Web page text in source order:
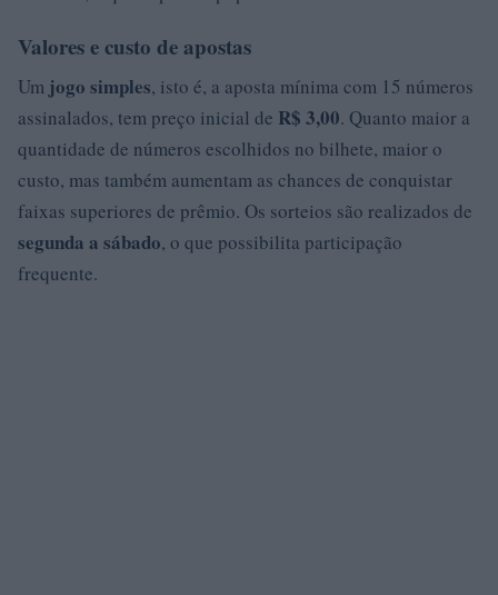
Valores e custo de apostas
Um jogo simples, isto é, a aposta mínima com 15 números
assinalados, tem preço inicial de R$ 3,00. Quanto maior a
quantidade de números escolhidos no bilhete, maior o
custo, mas também aumentam as chances de conquistar
faixas superiores de prêmio. Os sorteios são realizados de
segunda a sábado, o que possibilita participação
frequente.